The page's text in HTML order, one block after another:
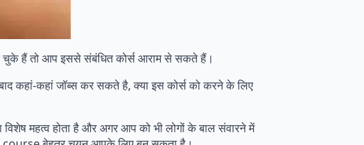
चुके हैं तो आप इससे संबंधित कोर्स आराम से सकते हैं।
कहां-कहां जॉब्स कर सकते है, क्या इस कोर्स को करने के लिए
महत्‍व होता है और अगर आप को भी लोगों के बाल संवारने में